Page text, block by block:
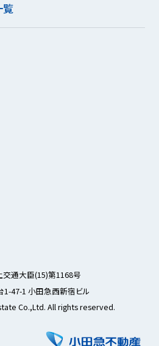
覧
通大臣(15)第1168号
1-47-1 小田急西新宿ビル
Co.,Ltd. All rights reserved.